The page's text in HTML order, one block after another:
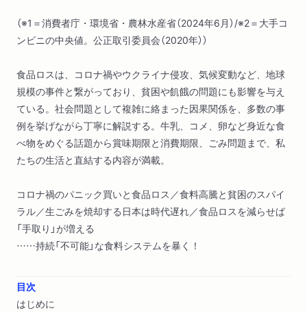
（※1＝消費者庁・環境省・農林水産省（2024年6月）/※2＝大手コ
ンビニの中央値。公正取引委員会（2020年））
食品ロスは、コロナ禍やウクライナ侵攻、気候変動など、地球
規模の事件と繋がっており、貧困や飢餓の問題にも影響を与え
ている。社会問題として複雑に絡まった因果関係を、多数の事
例を挙げながら丁寧に解説する。牛乳、コメ、卵など身近な食
べ物をめぐる話題から賞味期限と消費期限、ごみ問題まで、私
たちの生活と直結する内容が満載。
コロナ禍のパニック買いと食品ロス／食料高騰と貧困のスパイ
ラル／生ごみを焼却する日本は時代遅れ／食品ロスを減らせば
「手取り」が増える
……持続「不可能」な食料システムを暴く！
目次
はじめに